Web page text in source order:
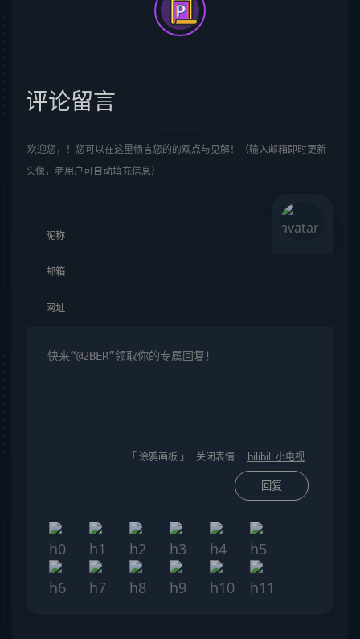
评论留言
欢迎您，！您可以在这里畅言您的的观点与见解！（输入邮箱即时更新
头像，老用户可自动填充信息）
「 涂鸦画板 」 关闭表情 bilibili 小电视
回复